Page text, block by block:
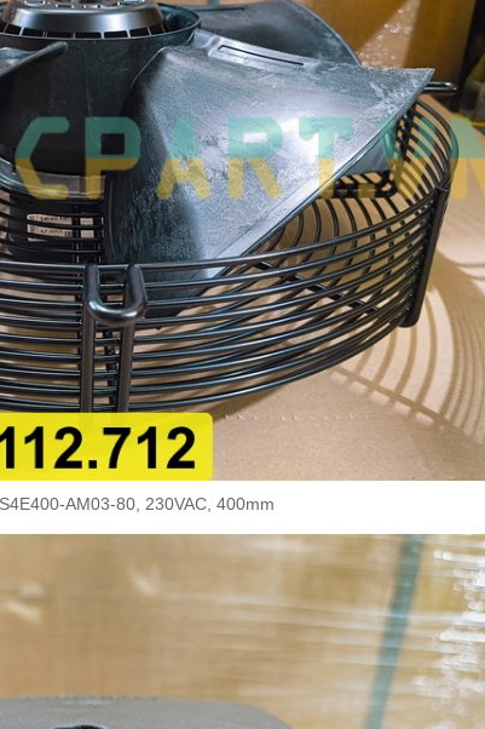
AM03-80, 230VAC, 400mm